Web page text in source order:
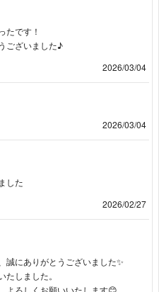
たです！
ございました♪
2026/03/04
2026/03/04
した
2026/02/27
誠にありがとうございました✨
しました。
よろしくお願いいたします😊